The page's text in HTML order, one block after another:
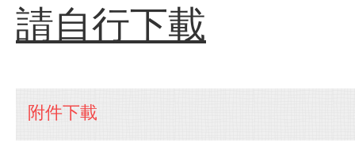
請自行下載
附件下載